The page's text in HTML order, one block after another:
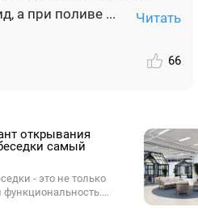
а при поливе ...
Читать
66
открывания
самый
- это не только
функциональность.